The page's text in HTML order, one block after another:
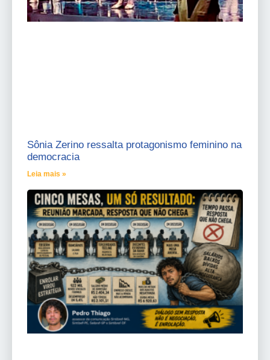
Sônia Zerino ressalta protagonismo feminino na
democracia
Leia mais »